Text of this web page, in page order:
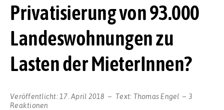
Privatisierung von 93.000
Landeswohnungen zu
Lasten der MieterInnen?
Veröffentlicht: 17. April 2018 Text: Thomas Engel
3
Reaktionen